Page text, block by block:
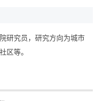
研究员，研究方向为城市
区等。